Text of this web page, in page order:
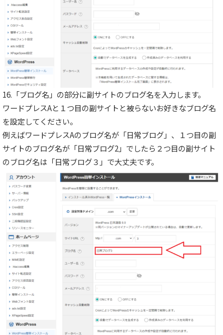
16.「ブログ名」の部分に副サイトのブログ名を入力します。
ワードプレスAと１つ目の副サイトと被らないお好きなブログ名
を設定してください。
例えばワードプレスAのブログ名が「日常ブログ」、１つ目の副
サイトのブログ名が「日常ブログ2」でしたら２つ目の副サイト
のブログ名は「日常ブログ３」で大丈夫です。